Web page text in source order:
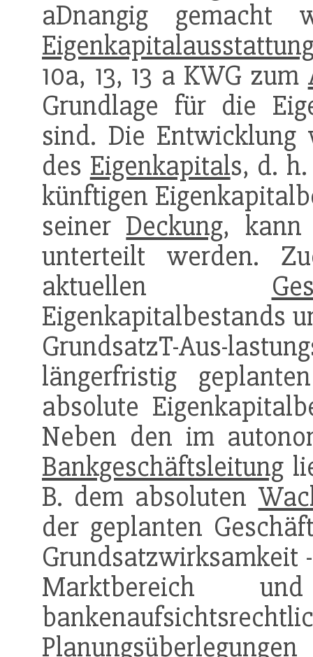
aDnangig gemacht
10a, 13, 13 a KWG zum
Grundlage für die
sind. Die
des Eigenkapitals, d.
künftigen
seiner Deckung, kann
unterteilt werden.
aktuellen
Eigenkapitalbestands
GrundsatzT-Aus-
längerfristig
absolute
Neben den im
Bankgeschäftsleitung
B. dem absoluten
der geplanten
Grundsatzwirksamkeit
Marktbereich